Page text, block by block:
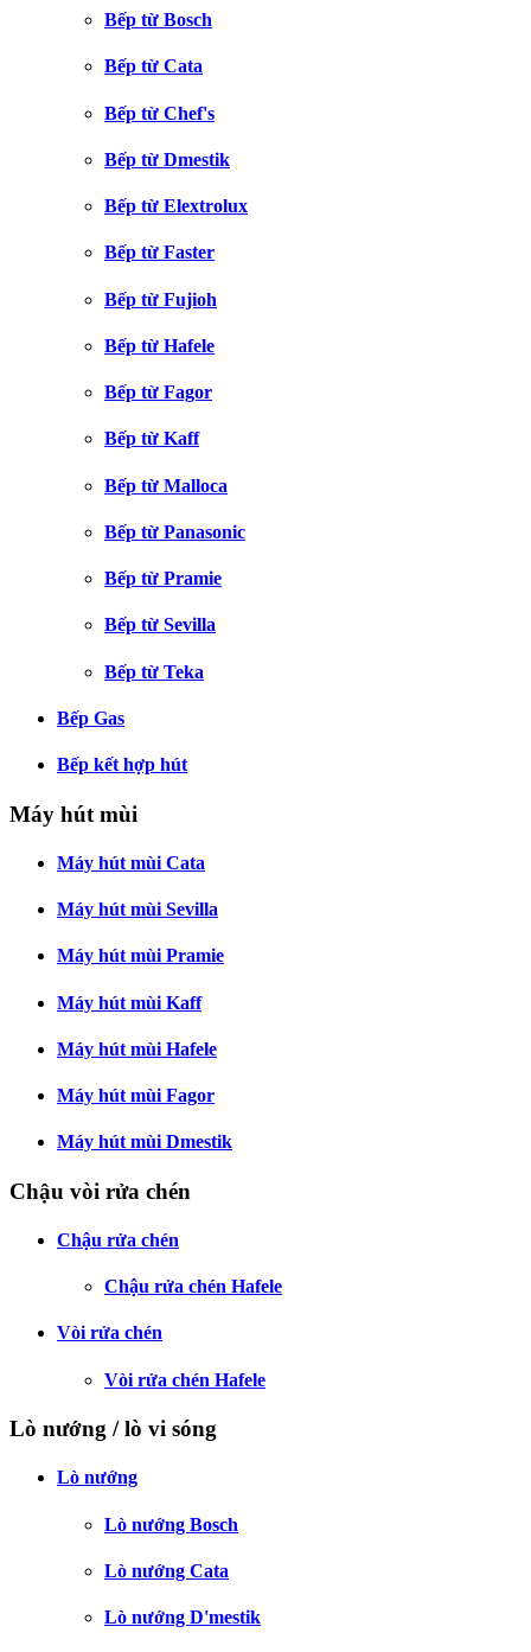
Bếp từ Bosch
Bếp từ Cata
Bếp từ Chef's
Bếp từ Dmestik
Bếp từ Elextrolux
Bếp từ Faster
Bếp từ Fujioh
Bếp từ Hafele
Bếp từ Fagor
Bếp từ Kaff
Bếp từ Malloca
Bếp từ Panasonic
Bếp từ Pramie
Bếp từ Sevilla
Bếp từ Teka
Bếp Gas
Bếp kết hợp hút
Máy hút mùi
Máy hút mùi Cata
Máy hút mùi Sevilla
Máy hút mùi Pramie
Máy hút mùi Kaff
Máy hút mùi Hafele
Máy hút mùi Fagor
Máy hút mùi Dmestik
Chậu vòi rửa chén
Chậu rửa chén
Chậu rửa chén Hafele
Vòi rửa chén
Vòi rửa chén Hafele
Lò nướng / lò vi sóng
Lò nướng
Lò nướng Bosch
Lò nướng Cata
Lò nướng D'mestik